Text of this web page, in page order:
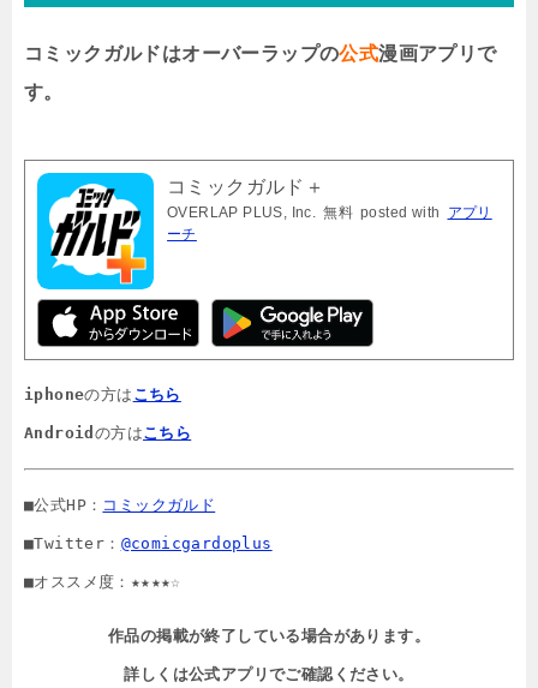
コミックガルドはオーバーラップの公式漫画アプリで
す。
コミックガルド＋
OVERLAP PLUS, Inc. 無料 posted with
アプリ
ーチ
iphoneの方は こちら
Android の方はこちら
■公式HP： コミックガルド
■Twitter： @comicgardoplus
■オススメ度：★★★★☆
作品の掲載が終了している場合があります。
詳しくは公式アプリでご確認ください。